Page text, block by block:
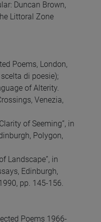
Duncan Brown,
Littoral Zone
Poems, London,
di poesie);
of Alterity.
Venezia,
of Seeming”, in
Polygon,
Landscape”, in
Edinburgh,
pp. 145-156.
Poems 1966-